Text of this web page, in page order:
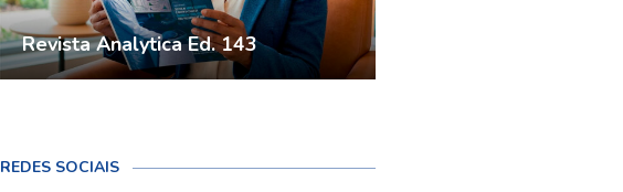
Revista Analytica Ed. 143
REDES SOCIAIS